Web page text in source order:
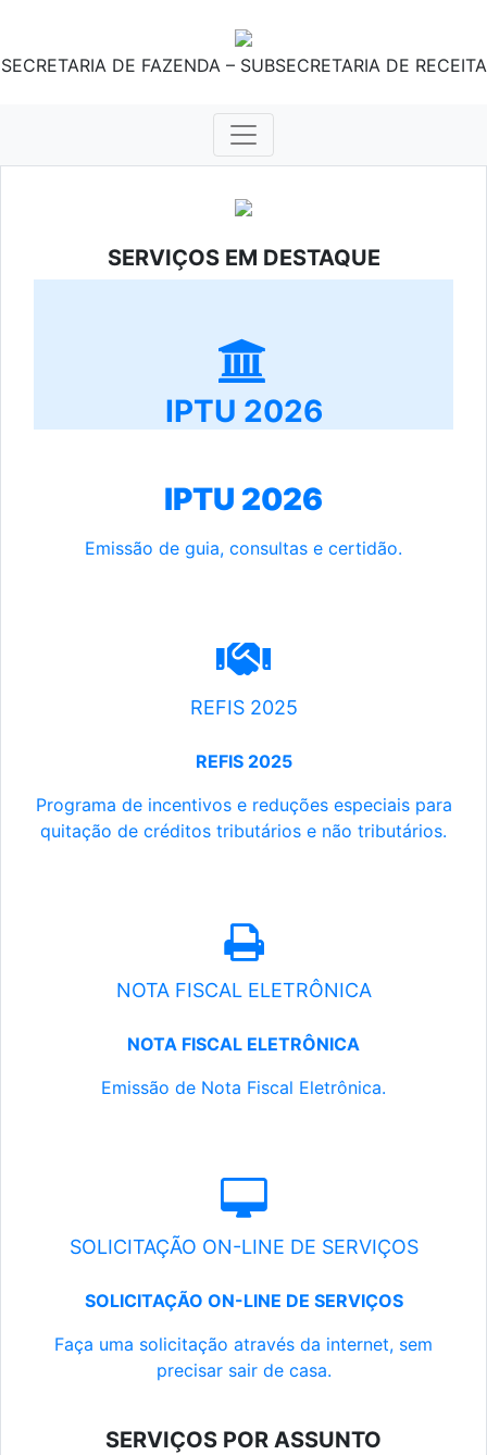
SECRETARIA DE FAZENDA – SUBSECRETARIA DE RECEITA
SERVIÇOS EM DESTAQUE
IPTU 2026
IPTU 2026
Emissão de guia, consultas e certidão.
REFIS 2025
REFIS 2025
Programa de incentivos e reduções especiais para
quitação de créditos tributários e não tributários.
NOTA FISCAL ELETRÔNICA
NOTA FISCAL ELETRÔNICA
Emissão de Nota Fiscal Eletrônica.
SOLICITAÇÃO ON-LINE DE SERVIÇOS
SOLICITAÇÃO ON-LINE DE SERVIÇOS
Faça uma solicitação através da internet, sem
precisar sair de casa.
SERVIÇOS POR ASSUNTO